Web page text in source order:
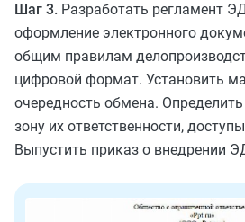
Шаг 3. Разработать регламент
оформление электронного
общим правилам
цифровой формат. Установить
очередность обмена.
зону их ответственности,
Выпустить приказ о внедрении